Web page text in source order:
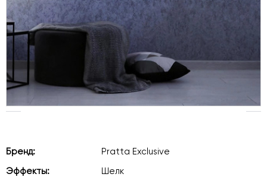
Бренд:
Pratta Exclusive
Эффекты:
Шелк